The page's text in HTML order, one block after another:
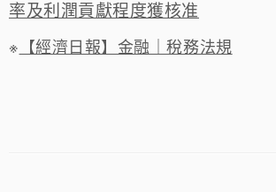
率及利潤貢獻程度獲核准
※ 【經濟日報】金融｜稅務法規